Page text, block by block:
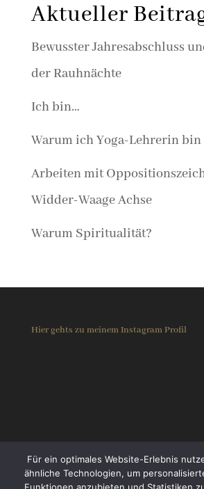
Aktueller
Bewusster Jahresabschluss
der Rauhnächte
Ich bin…
Warum ich Yoga-Lehrerin bin
Arbeiten mit
Widder-Waage Achse
Warum Spiritualität?
Hier gehts zu meinem Instagram Profil
Für ein optimales Website-Erlebnis
ähnliche Technologien, um